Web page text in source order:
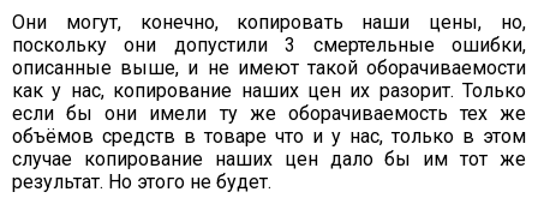
Они могут, конечно, копировать наши цены, но,
поскольку они допустили 3 смертельные ошибки,
описанные выше, и не имеют такой оборачиваемости
как у нас, копирование наших цен их разорит. Только
если бы они имели ту же оборачиваемость тех же
объёмов средств в товаре что и у нас, только в этом
случае копирование наших цен дало бы им тот же
результат. Но этого не будет.